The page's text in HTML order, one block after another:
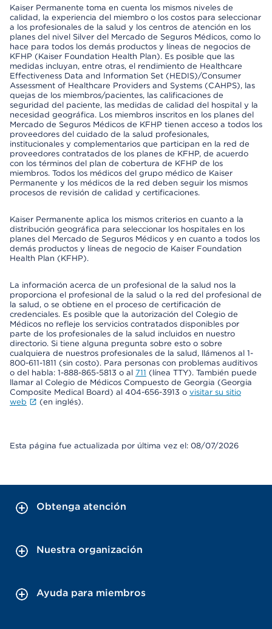
Kaiser Permanente toma en cuenta los mismos niveles de
calidad, la experiencia del miembro o los costos para seleccionar
a los profesionales de la salud y los centros de atención en los
planes del nivel Silver del Mercado de Seguros Médicos, como lo
hace para todos los demás productos y líneas de negocios de
KFHP (Kaiser Foundation Health Plan). Es posible que las
medidas incluyan, entre otras, el rendimiento de Healthcare
Effectiveness Data and Information Set (HEDIS)/Consumer
Assessment of Healthcare Providers and Systems (CAHPS), las
quejas de los miembros/pacientes, las calificaciones de
seguridad del paciente, las medidas de calidad del hospital y la
necesidad geográfica. Los miembros inscritos en los planes del
Mercado de Seguros Médicos de KFHP tienen acceso a todos los
proveedores del cuidado de la salud profesionales,
institucionales y complementarios que participan en la red de
proveedores contratados de los planes de KFHP, de acuerdo
con los términos del plan de cobertura de KFHP de los
miembros. Todos los médicos del grupo médico de Kaiser
Permanente y los médicos de la red deben seguir los mismos
procesos de revisión de calidad y certificaciones.
Kaiser Permanente aplica los mismos criterios en cuanto a la
distribución geográfica para seleccionar los hospitales en los
planes del Mercado de Seguros Médicos y en cuanto a todos los
demás productos y líneas de negocio de Kaiser Foundation
Health Plan (KFHP).
La información acerca de un profesional de la salud nos la
proporciona el profesional de la salud o la red del profesional de
la salud, o se obtiene en el proceso de certificación de
credenciales. Es posible que la autorización del Colegio de
Médicos no refleje los servicios contratados disponibles por
parte de los profesionales de la salud incluidos en nuestro
directorio. Si tiene alguna pregunta sobre esto o sobre
cualquiera de nuestros profesionales de la salud, llámenos al 1-
800-611-1811 (sin costo). Para personas con problemas auditivos
o del habla: 1-888-865-5813 o al 711 (línea TTY). También puede
llamar al Colegio de Médicos Compuesto de Georgia (Georgia
Composite Medical Board) al 404-656-3913 o visitar su sitio
web
(en inglés).
Esta página fue actualizada por última vez el: 08/07/2026
Obtenga atención
Nuestra organización
Ayuda para miembros